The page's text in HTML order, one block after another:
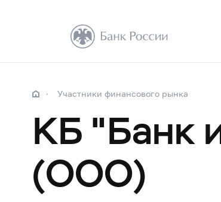
Участники финансового рынка
КБ "Банк
(ООО)